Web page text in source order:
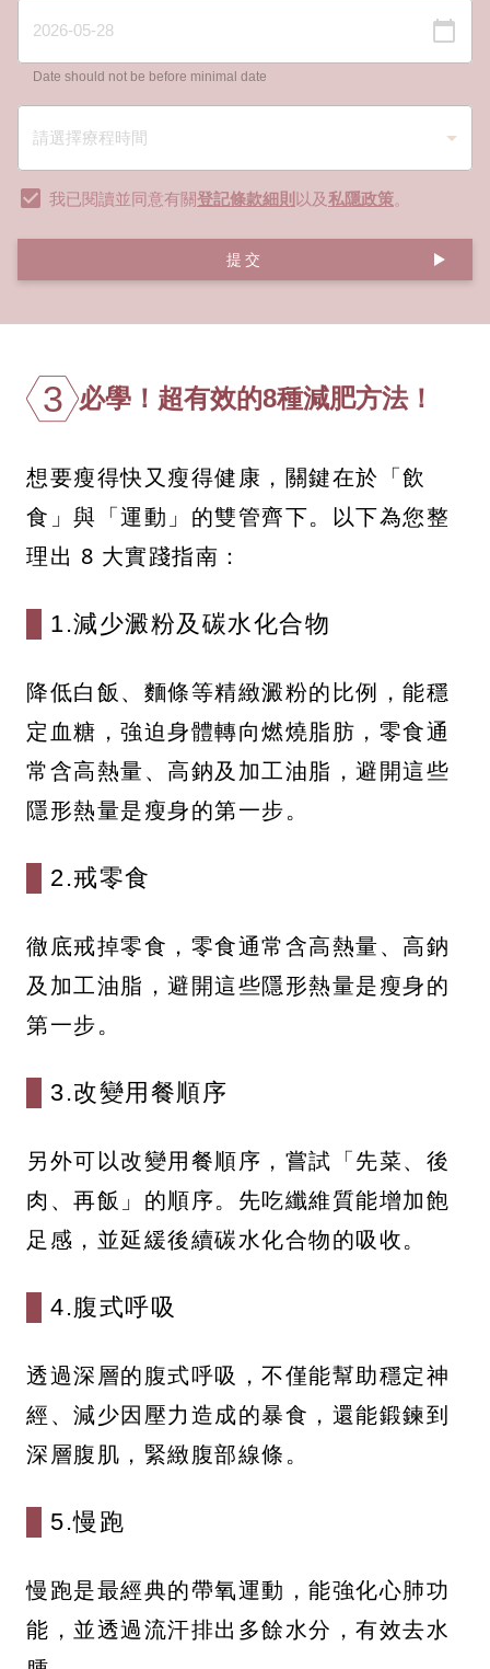
Date should not be before minimal date
我已閱讀並同意有關登記條款細則 以及私隱政策。
提交
3 必學！超有效的8種減肥方法！
想要瘦得快又瘦得健康，關鍵在於「飲
食」與「運動」的雙管齊下。以下為您整
理出 8 大實踐指南：
1.減少澱粉及碳水化合物
降低白飯、麵條等精緻澱粉的比例，能穩
定血糖，強迫身體轉向燃燒脂肪，零食通
常含高熱量、高鈉及加工油脂，避開這些
隱形熱量是瘦身的第一步。
2.戒零食
徹底戒掉零食，零食通常含高熱量、高鈉
及加工油脂，避開這些隱形熱量是瘦身的
第一步。
3.改變用餐順序
另外可以改變用餐順序，嘗試「先菜、後
肉、再飯」的順序。先吃纖維質能增加飽
足感，並延緩後續碳水化合物的吸收。
4.腹式呼吸
透過深層的腹式呼吸，不僅能幫助穩定神
經、減少因壓力造成的暴食，還能鍛鍊到
深層腹肌，緊緻腹部線條。
5.慢跑
慢跑是最經典的帶氧運動，能強化心肺功
能，並透過流汗排出多餘水分，有效去水